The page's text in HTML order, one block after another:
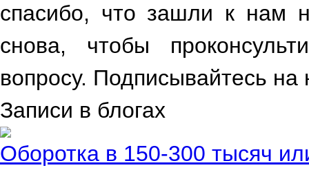
спасибо, что зашли к нам
снова, чтобы
вопросу. Подписывайтесь
Записи в блогах
Оборотка в 150-300 тысяч